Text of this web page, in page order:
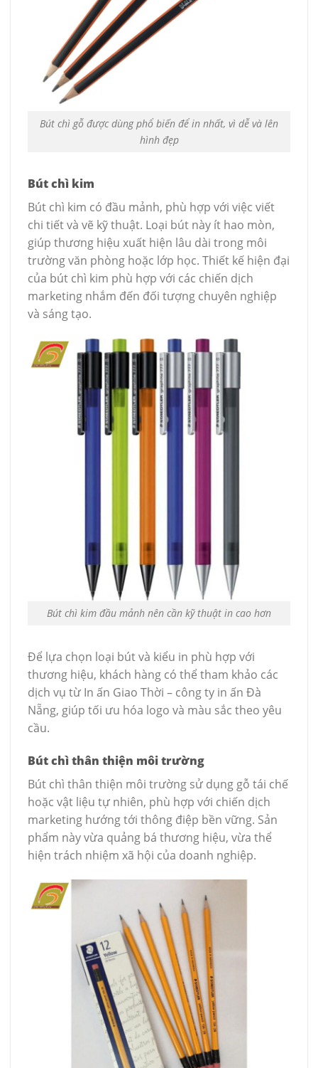
Bút chì gỗ được dùng phổ biến để in nhất, vì dễ và lên
hình đẹp
Bút chì kim
Bút chì kim có đầu mảnh, phù hợp với việc viết
chi tiết và vẽ kỹ thuật. Loại bút này ít hao mòn,
giúp thương hiệu xuất hiện lâu dài trong môi
trường văn phòng hoặc lớp học. Thiết kế hiện đại
của bút chì kim phù hợp với các chiến dịch
marketing nhắm đến đối tượng chuyên nghiệp
và sáng tạo.
Bút chì kim đầu mảnh nên cần kỹ thuật in cao hơn
Để lựa chọn loại bút và kiểu in phù hợp với
thương hiệu, khách hàng có thể tham khảo các
dịch vụ từ In ấn Giao Thời – công ty in ấn Đà
Nẵng, giúp tối ưu hóa logo và màu sắc theo yêu
cầu.
Bút chì thân thiện môi trường
Bút chì thân thiện môi trường sử dụng gỗ tái chế
hoặc vật liệu tự nhiên, phù hợp với chiến dịch
marketing hướng tới thông điệp bền vững. Sản
phẩm này vừa quảng bá thương hiệu, vừa thể
hiện trách nhiệm xã hội của doanh nghiệp.